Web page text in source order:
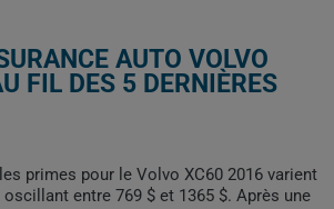
AUTO VOLVO
FIL DES 5 DERNIÈRES
primes pour le Volvo XC60 2016 varient
entre 769 $ et 1365 $. Après une